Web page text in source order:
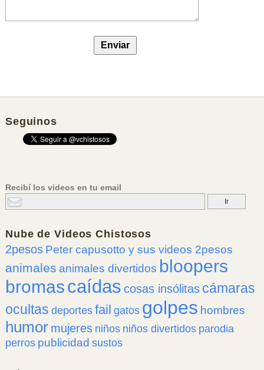
Seguinos
Recibí los videos en tu email
Nube deVideos Chistosos
2pesos Peter capusotto y sus videos 2pesos
animales animales divertidos bloopers
bromascaídas cosas insólitas cámaras
ocultas deportes fail gatos golpes hombres
humor mujeres niños niños divertidos parodia
perros publicidad sustos